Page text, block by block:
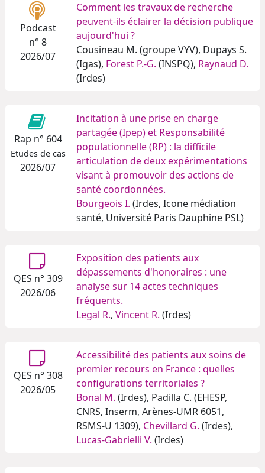
Podcast
n° 8
2026/07
Comment les travaux de recherche
peuvent-ils éclairer la décision publique
aujourd'hui ?
Cousineau M. (groupe VYV), Dupays S.
(Igas), Forest P.-G. (INSPQ), Raynaud D.
(Irdes)
Rap n° 604
Etudes de cas
2026/07
Incitation à une prise en charge
partagée (Ipep) et Responsabilité
populationnelle (RP) : la difficile
articulation de deux expérimentations
visant à promouvoir des actions de
santé coordonnées.
Bourgeois I. (Irdes, Icone médiation
santé, Université Paris Dauphine PSL)
QES n° 309
2026/06
Exposition des patients aux
dépassements d'honoraires : une
analyse sur 14 actes techniques
fréquents.
Legal R., Vincent R. (Irdes)
QES n° 308
2026/05
Accessibilité des patients aux soins de
premier recours en France : quelles
configurations territoriales ?
Bonal M. (Irdes), Padilla C. (EHESP,
CNRS, Inserm, Arènes-UMR 6051,
RSMS-U 1309), Chevillard G. (Irdes),
Lucas-Gabrielli V. (Irdes)